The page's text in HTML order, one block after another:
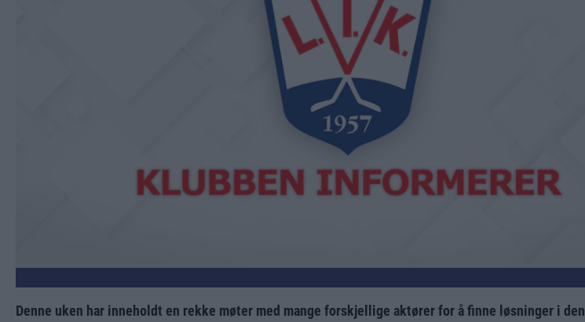
Denne uken har inneholdt en rekke møter med mange forskjellige aktører for å finne løsninger i